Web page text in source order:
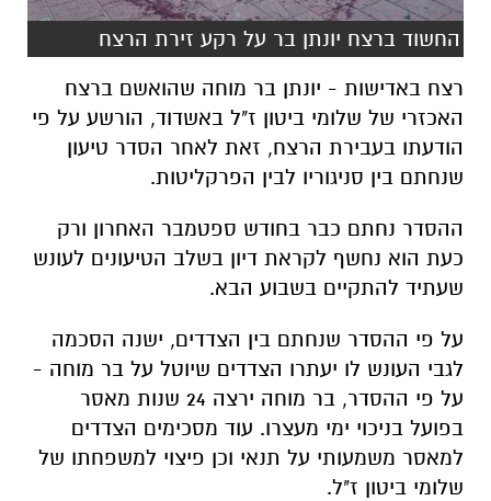
החשוד ברצח יונתן בר על רקע זירת הרצח
רצח באדישות - יונתן בר מוחה שהואשם ברצח
האכזרי של שלומי ביטון ז"ל באשדוד, הורשע על פי
הודעתו בעבירת הרצח, זאת לאחר הסדר טיעון
שנחתם בין סניגוריו לבין הפרקליטות.
ההסדר נחתם כבר בחודש ספטמבר האחרון ורק
כעת הוא נחשף לקראת דיון בשלב הטיעונים לעונש
שעתיד להתקיים בשבוע הבא.
על פי ההסדר שנחתם בין הצדדים, ישנה הסכמה
לגבי העונש לו יעתרו הצדדים שיוטל על בר מוחה -
על פי ההסדר, בר מוחה ירצה 24 שנות מאסר
בפועל בניכוי ימי מעצרו. עוד מסכימים הצדדים
למאסר משמעותי על תנאי וכן פיצוי למשפחתו של
שלומי ביטון ז"ל.